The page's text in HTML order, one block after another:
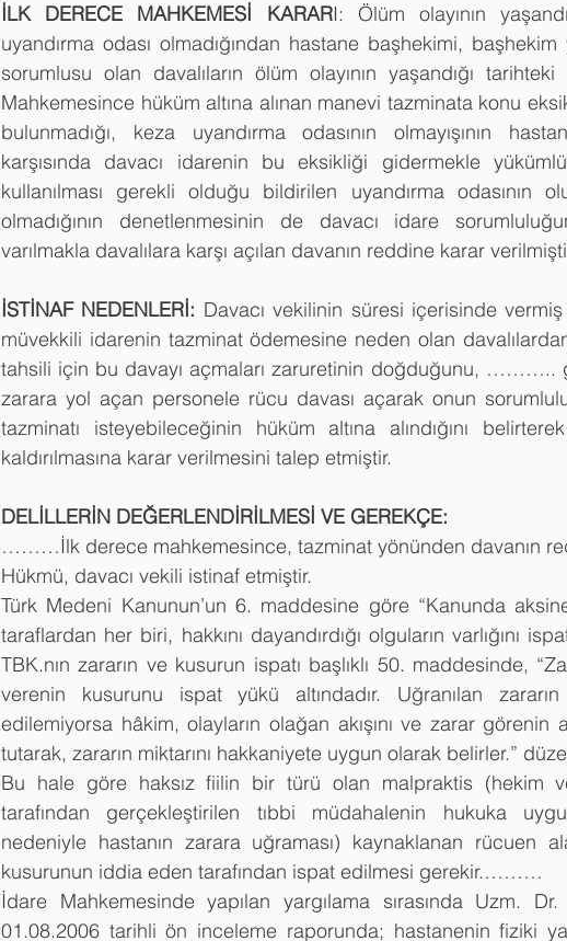
İLK DERECE MAHKEMESİ KARARI: Ölüm olayının
uyandırma odası olmadığından hastane başhekimi, başhekim
sorumlusu olan davalıların ölüm olayının yaşandığı
Mahkemesince hüküm altına alınan manevi tazminata konu
bulunmadığı, keza uyandırma odasının olmayışının
karşısında davacı idarenin bu eksikliği gidermekle
kullanılması gerekli olduğu bildirilen uyandırma odasının
olmadığının denetlenmesinin de davacı idare
varılmakla davalılara karşı açılan davanın reddine karar
İSTİNAF NEDENLERİ: Davacı vekilinin süresi içerisinde
müvekkili idarenin tazminat ödemesine neden olan
tahsili için bu davayı açmaları zaruretinin doğduğunu, ………..
zarara yol açan personele rücu davası açarak onun
tazminatı isteyebileceğinin hüküm altına alındığını
kaldırılmasına karar verilmesini talep etmiştir.
DELİLLERİN DEĞERLENDİRİLMESİ VE GEREKÇE:
………İlk derece mahkemesince, tazminat yönünden davanın
Hükmü, davacı vekili istinaf etmiştir.
Türk Medeni Kanunun’un 6. maddesine göre “Kanunda
taraflardan her biri, hakkını dayandırdığı olguların varlığını
TBK.nın zararın ve kusurun ispatı başlıklı 50. maddesinde,
verenin kusurunu ispat yükü altındadır. Uğranılan
edilemiyorsa hâkim, olayların olağan akışını ve zarar görenin
tutarak, zararın miktarını hakkaniyete uygun olarak belirler.”
Bu hale göre haksız fiilin bir türü olan malpraktis (hekim
tarafından gerçekleştirilen tıbbi müdahalenin hukuka
nedeniyle hastanın zarara uğraması) kaynaklanan rücuen
kusurunun iddia eden tarafından ispat edilmesi gerekir.………
İdare Mahkemesinde yapılan yargılama sırasında Uzm.
01.08.2006 tarihli ön inceleme raporunda; hastanenin fiziki